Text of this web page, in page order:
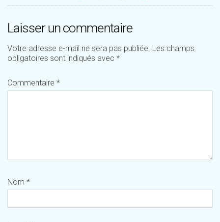
Laisser un commentaire
Votre adresse e-mail ne sera pas publiée. Les champs
obligatoires sont indiqués avec *
Commentaire *
Nom *